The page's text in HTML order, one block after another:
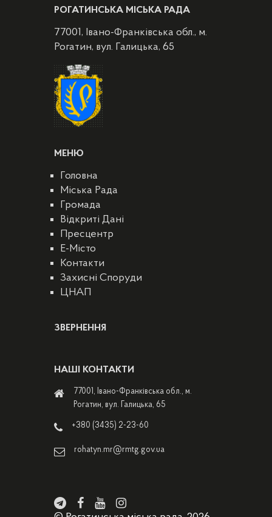
РОГАТИНСЬКА МІСЬКА РАДА
77001, Івано-Франківська обл., м.
Рогатин, вул. Галицька, 65
МЕНЮ
Головна
Міська Рада
Громада
Відкриті Дані
Пресцентр
E-Місто
Контакти
Захисні Споруди
ЦНАП
ЗВЕРНЕННЯ
НАШІ КОНТАКТИ
77001, Івано-Франківська обл., м.
Рогатин, вул. Галицька, 65
+380 (3435) 2-23-60
rohatyn.mr@rmtg.gov.ua